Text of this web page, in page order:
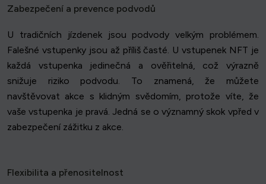
Zabezpečení a prevence podvodů
U tradičních jízdenek jsou podvody velkým problémem.
Falešné vstupenky jsou až příliš časté. U vstupenek NFT je
každá vstupenka jedinečná a ověřitelná, což výrazně
snižuje riziko podvodu. To znamená, že můžete
navštěvovat akce s klidným svědomím, protože víte, že
vaše vstupenka je pravá. Jedná se o významný skok vpřed v
zabezpečení zážitku z akce.
Flexibilita a přenositelnost